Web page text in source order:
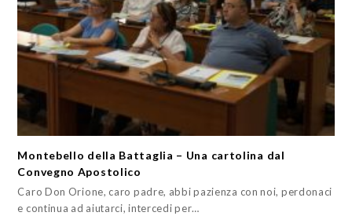
Montebello della Battaglia – Una cartolina dal
Convegno Apostolico
Caro Don Orione, caro padre, abbi pazienza con noi, perdonaci
e continua ad aiutarci, intercedi per…